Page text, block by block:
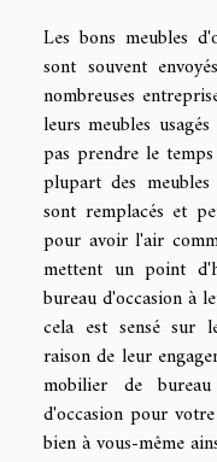
Les bons meubles
sont souvent
nombreuses
leurs meubles
pas prendre le
plupart des
sont remplacés et
pour avoir l'air
mettent un point
bureau d'occasion à
cela est sensé sur
raison de leur
mobilier de
d'occasion pour
bien à vous-même